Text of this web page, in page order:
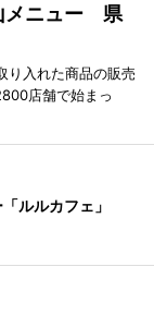
メニュー 県
り入れた商品の販売
店舗で始まっ
「ルルカフェ」